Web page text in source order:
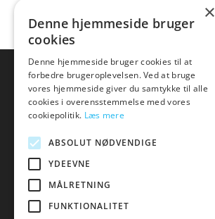
×
Denne hjemmeside bruger
cookies
Denne hjemmeside bruger cookies til at
forbedre brugeroplevelsen. Ved at bruge
vores hjemmeside giver du samtykke til alle
cookies i overensstemmelse med vores
cookiepolitik. Læs mere
ABSOLUT NØDVENDIGE
YDEEVNE
MÅLRETNING
FUNKTIONALITET